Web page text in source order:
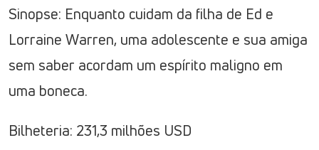
Sinopse: Enquanto cuidam da filha de Ed e
Lorraine Warren, uma adolescente e sua amiga
sem saber acordam um espírito maligno em
uma boneca.
Bilheteria: 231,3 milhões USD